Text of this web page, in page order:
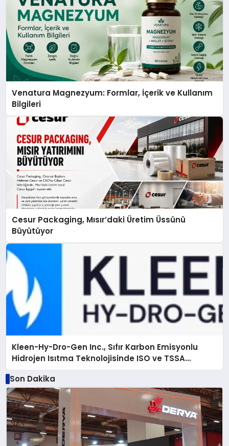
Venatura Magnezyum: Formlar, İçerik ve Kullanım
Bilgileri
Cesur Packaging, Mısır’daki Üretim Üssünü
Büyütüyor
Kleen-Hy-Dro-Gen Inc., Sıfır Karbon Emisyonlu
Hidrojen Isıtma Teknolojisinde ISO ve TSSA
Düzenleyici Onaylarını Aldı
Son Dakika